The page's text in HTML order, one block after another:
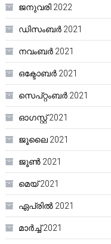
ജനുവരി 2022
ഡിസംബർ 2021
നവംബർ 2021
ഒക്ടോബർ 2021
സെപ്റ്റംബർ 2021
ഓഗസ്റ്റ്‌ 2021
ജൂലൈ 2021
ജൂൺ 2021
മെയ്‌ 2021
ഏപ്രിൽ 2021
മാർച്ച്‌ 2021